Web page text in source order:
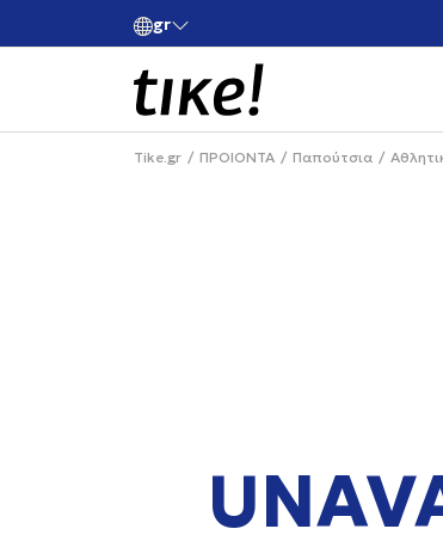
grΚάνε εγγραφή και κέρδισε -10%
Tike.gr ΠΡΟΙΟΝΤΑ Παπούτσια